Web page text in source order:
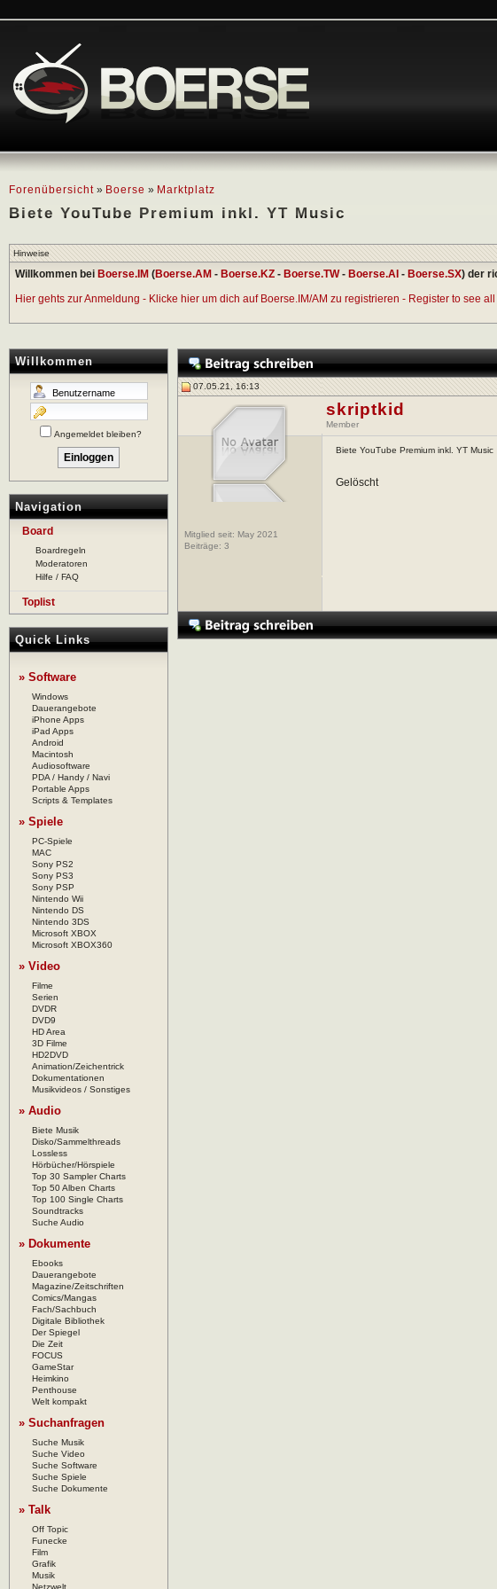
Forenübersicht » Boerse » Marktplatz
Biete YouTube Premium inkl. YT Music
Hinweise
Willkommen bei Boerse.IM (Boerse.AM - Boerse.KZ - Boerse.TW- Boerse.AI - Boerse.SX) der
Hier gehts zur Anmeldung - Klicke hier um dich auf Boerse.IM/AM zu registrieren - Register to see
Willkommen
Angemeldet bleiben?
Navigation
Board
Boardregeln
Moderatoren
Hilfe / FAQ
Toplist
Quick Links
» Software
Windows
Dauerangebote
iPhone Apps
iPad Apps
Android
Macintosh
Audiosoftware
PDA / Handy / Navi
Portable Apps
Scripts & Templates
» Spiele
PC-Spiele
MAC
Sony PS2
Sony PS3
Sony PSP
Nintendo Wii
Nintendo DS
Nintendo 3DS
Microsoft XBOX
Microsoft XBOX360
» Video
Filme
Serien
DVDR
DVD9
HD Area
3D Filme
HD2DVD
Animation/Zeichentrick
Dokumentationen
Musikvideos / Sonstiges
» Audio
Biete Musik
Disko/Sammelthreads
Lossless
Hörbücher/Hörspiele
Top 30 Sampler Charts
Top 50 Alben Charts
Top 100 Single Charts
Soundtracks
Suche Audio
» Dokumente
Ebooks
Dauerangebote
Magazine/Zeitschriften
Comics/Mangas
Fach/Sachbuch
Digitale Bibliothek
Der Spiegel
Die Zeit
FOCUS
GameStar
Heimkino
Penthouse
Welt kompakt
» Suchanfragen
Suche Musik
Suche Video
Suche Software
Suche Spiele
Suche Dokumente
» Talk
Off Topic
Funecke
Film
Grafik
Musik
07.05.21, 16:13
Mitglied seit: May 2021
Beiträge: 3
skriptkid
Member
Biete YouTube Premium inkl. YT Music
Gelöscht